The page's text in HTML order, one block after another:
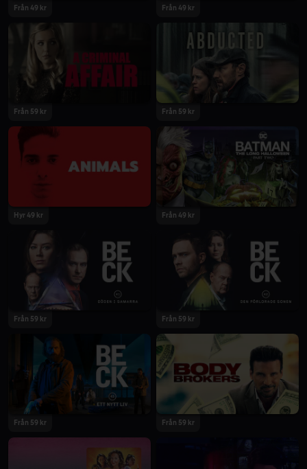
Från 49 kr Från 49 kr
Från 59 kr
2021
Från 59 kr
2021
Hyr 49 kr
2021
Från 49 kr
Från 59 kr
2021
Från 59 kr
Från 59 kr Från 59 kr